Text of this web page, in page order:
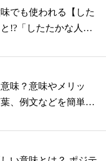
でも使われる【した
!?「したたかな人」
味？意味やメリッ
、例文などを簡単に